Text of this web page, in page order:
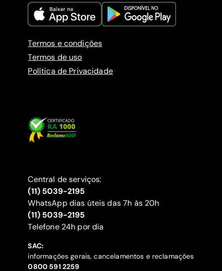
Termos e condições
Termos de uso
Política de Privacidade
Central de serviços:
(11) 5039-2195
WhatsApp dias úteis das 7h às 20h
(11) 5039-2195
‍Telefone 24h por dia
SAC:
informações gerais, cancelamentos e reclamações
‍0800 591 2259